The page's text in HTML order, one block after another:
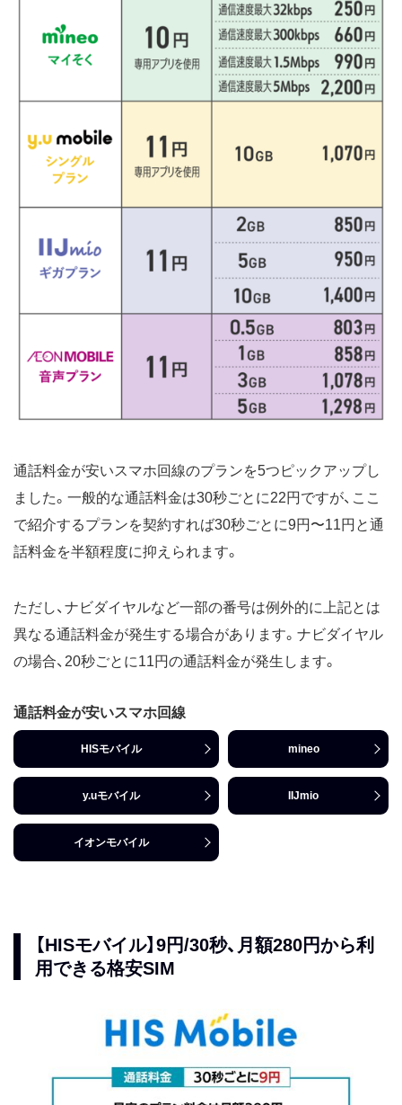
通話料金が安いスマホ回線のプランを5つピックアップし
ました。一般的な通話料金は30秒ごとに22円ですが、ここ
で紹介するプランを契約すれば30秒ごとに9円〜11円と通
話料金を半額程度に抑えられます。
ただし、ナビダイヤルなど一部の番号は例外的に上記とは
異なる通話料金が発生する場合があります。ナビダイヤル
の場合、20秒ごとに11円の通話料金が発生します。
通話料金が安いスマホ回線
HISモバイル mineo
y.uモバイル IIJmio
イオンモバイル
【HISモバイル】9円/30秒、月額280円から利
用できる格安SIM